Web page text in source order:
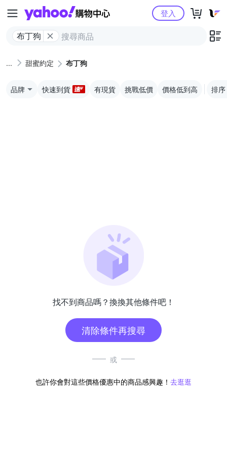
Yahoo購物中心
布丁狗
登入
甜蜜約定 布丁狗
品牌 快速到貨 有現貨 挑戰低價 價格低到高 排序
找不到商品嗎？換換其他條件吧！
清除條件再搜尋
或
也許你會對這些價格優惠中的商品感興趣！ 去逛逛